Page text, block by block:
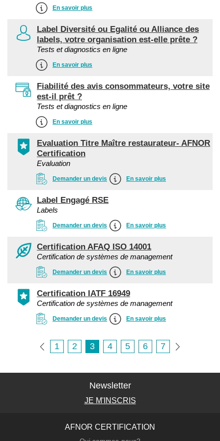
En savoir plus
Label Diversité ou Egalité ou Alliance des
labels, votre organisation est-elle prête ?
Tests et diagnostics en ligne
En savoir plus
Fiabilité des avis consommateurs, votre site
est-il prêt ?
Tests et diagnostics en ligne
En savoir plus
Evaluation Titre Maître restaurateur- AFNOR
Certification
Evaluation
Demander un devis En savoir plus
Label Engagé RSE
Labels
Demander un devis En savoir plus
Certification AFAQ ISO 14001
Certification de systèmes de management
Demander un devis En savoir plus
Certification IATF 16949
Certification de systèmes de management
Demander un devis En savoir plus
1 2 3 4 5 6 7
Newsletter
JE M'INSCRIS
AFNOR CERTIFICATION